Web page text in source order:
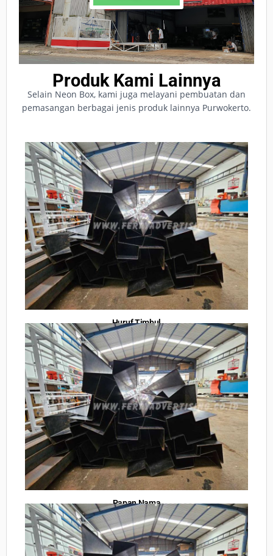
Produk Kami Lainnya
Selain Neon Box, kami juga melayani pembuatan dan
pemasangan berbagai jenis produk lainnya Purwokerto.
Huruf Timbul
Papan Nama